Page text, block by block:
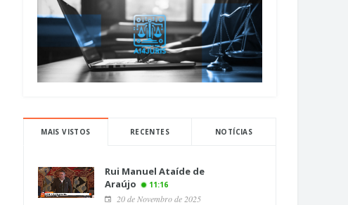
MAIS VISTOS RECENTES NOTÍCIAS
Rui Manuel Ataíde de
Araújo
11:16
20 de Novembro de 2025